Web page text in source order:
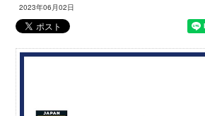
2023年06月02日